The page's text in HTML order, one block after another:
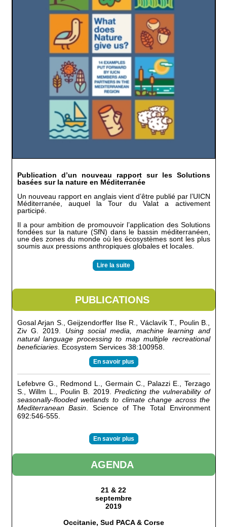
Publication d’un nouveau rapport sur les Solutions
basées sur la nature en Méditerranée
Un nouveau rapport en anglais vient d’être publié par l’UICN
Méditerranée, auquel la Tour du Valat a activement
participé.
Il a pour ambition de promouvoir l’application des Solutions
fondées sur la nature (SfN) dans le bassin méditerranéen,
une des zones du monde où les écosystèmes sont les plus
soumis aux pressions anthropiques globales et locales.
Lire la suite
PUBLICATIONS
Gosal Arjan S., Geijzendorffer Ilse R., Václavík T., Poulin B.,
Ziv G. 2019. Using social media, machine learning and
natural language processing to map multiple recreational
beneficiaries. Ecosystem Services 38:100958.
En savoir plus
Lefebvre G., Redmond L., Germain C., Palazzi E., Terzago
S., Willm L., Poulin B. 2019. Predicting the vulnerability of
seasonally-flooded wetlands to climate change across the
Mediterranean Basin . Science of The Total Environment
692:546-555.
En savoir plus
AGENDA
21 & 22
septembre
2019
Occitanie, Sud PACA & Corse